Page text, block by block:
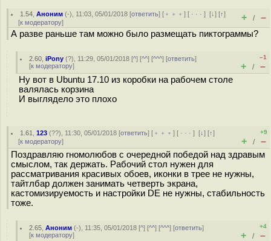
1.54 ,Аноним (-), 11:03, 05/01/2018 [ответить] [ ﹢﹢﹢] [ · · ·][↓] [↑]
[к модератору] + / –
А разве раньше там можно было размещать пиктограммы?
2.60 ,iPony (?), 11:29, 05/01/2018 [^] [^^] [^^^] [ответить]
[к модератору]
–1
+ / –
Ну вот в Ubuntu 17.10 из коробки на рабочем столе
валялась корзина
И выглядело это плохо
1.61 ,123 (??), 11:30, 05/01/2018 [ответить] [ ﹢﹢﹢] [ · · ·][↓] [↑]
[к модератору]
+9
+ / –
Поздравляю гномолюбов с очередной победой над здравым
смыслом, так держать. Рабочий стол нужен для
рассматривания красивых обоев, иконки в трее не нужны,
тайтлбар должен занимать четверть экрана,
кастомизируемость и настройки DE не нужны, стабильность
тоже.
2.65 ,Аноним (-), 11:35, 05/01/2018 [^] [^^] [^^^] [ответить]
[к модератору]
+4
+ / –